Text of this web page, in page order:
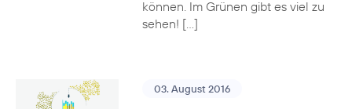
können. Im Grünen gibt es viel zu
sehen! […]
03. August 2016